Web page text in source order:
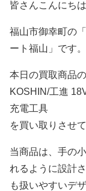
皆さんこんにちは
福山市御幸町の
ート福山」です。
本日の買取商品
KOSHIN/工進
充電工具
を買い取りさせ
当商品は、手の
れるように設計
も扱いやすいデ